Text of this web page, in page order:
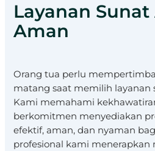
Layanan
Aman
Orang tua perlu
matang saat memilih layanan
Kami memahami
berkomitmen menyediakan
efektif, aman, dan nyaman
profesional kami menerapkan